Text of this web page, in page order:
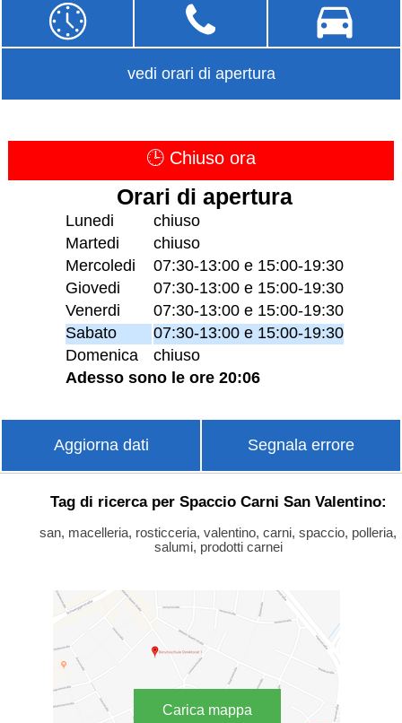
vedi orari di apertura
🕒 Chiuso ora
Orari di apertura
Lunedi
chiuso
Martedi
chiuso
Mercoledi
07:30-13:00 e 15:00-19:30
Giovedi
07:30-13:00 e 15:00-19:30
Venerdi
07:30-13:00 e 15:00-19:30
Sabato
07:30-13:00 e 15:00-19:30
Domenica
chiuso
Adesso sono le ore 20:06
Aggiorna dati Segnala errore
Tag di ricerca per Spaccio Carni San Valentino:
san, macelleria, rosticceria, valentino, carni, spaccio, polleria,
salumi, prodotti carnei
Carica mappa